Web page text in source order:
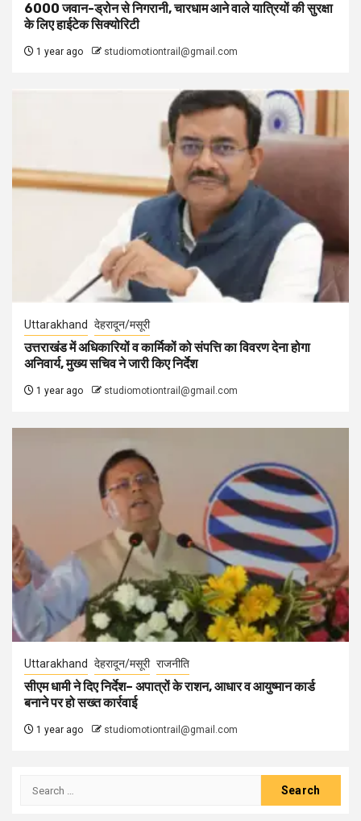
6000 जवान-ड्रोन से निगरानी, चारधाम आने वाले यात्रियों की सुरक्षा
के लिए हाईटेक सिक्योरिटी
1 year ago studiomotiontrail@gmail.com
Uttarakhand देहरादून/मसूरी
उत्तराखंड में अधिकारियों व कार्मिकों को संपत्ति का विवरण देना होगा
अनिवार्य, मुख्य सचिव ने जारी किए निर्देश
1 year ago studiomotiontrail@gmail.com
Uttarakhand देहरादून/मसूरी राजनीति
सीएम धामी ने दिए निर्देश– अपात्रों के राशन, आधार व आयुष्मान कार्ड
बनाने पर हो सख्त कार्रवाई
1 year ago studiomotiontrail@gmail.com
Search